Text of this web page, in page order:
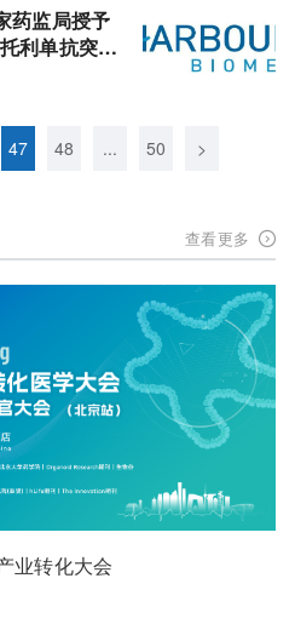
药监局授予
利单抗突破
47 48 ... 50 >
查看更多
业转化大会